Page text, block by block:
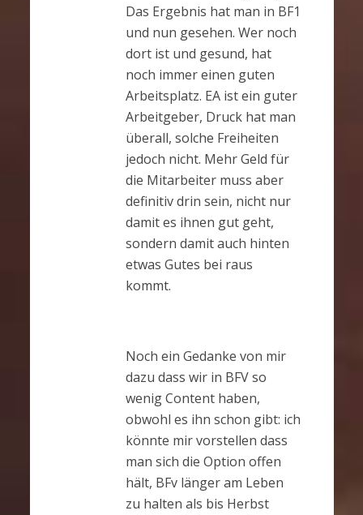
Das Ergebnis hat man in BF1
und nun gesehen. Wer noch
dort ist und gesund, hat
noch immer einen guten
Arbeitsplatz. EA ist ein guter
Arbeitgeber, Druck hat man
überall, solche Freiheiten
jedoch nicht. Mehr Geld für
die Mitarbeiter muss aber
definitiv drin sein, nicht nur
damit es ihnen gut geht,
sondern damit auch hinten
etwas Gutes bei raus
kommt.
Noch ein Gedanke von mir
dazu dass wir in BFV so
wenig Content haben,
obwohl es ihn schon gibt: ich
könnte mir vorstellen dass
man sich die Option offen
hält, BFv länger am Leben
zu halten als bis Herbst